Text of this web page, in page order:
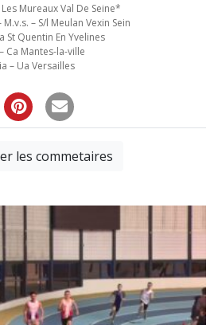
Mureaux Val De Seine*
M.v.s. – S/l Meulan Vexin Sein
St Quentin En Yvelines
Ca Mantes-la-ville
– Ua Versailles
les commetaires